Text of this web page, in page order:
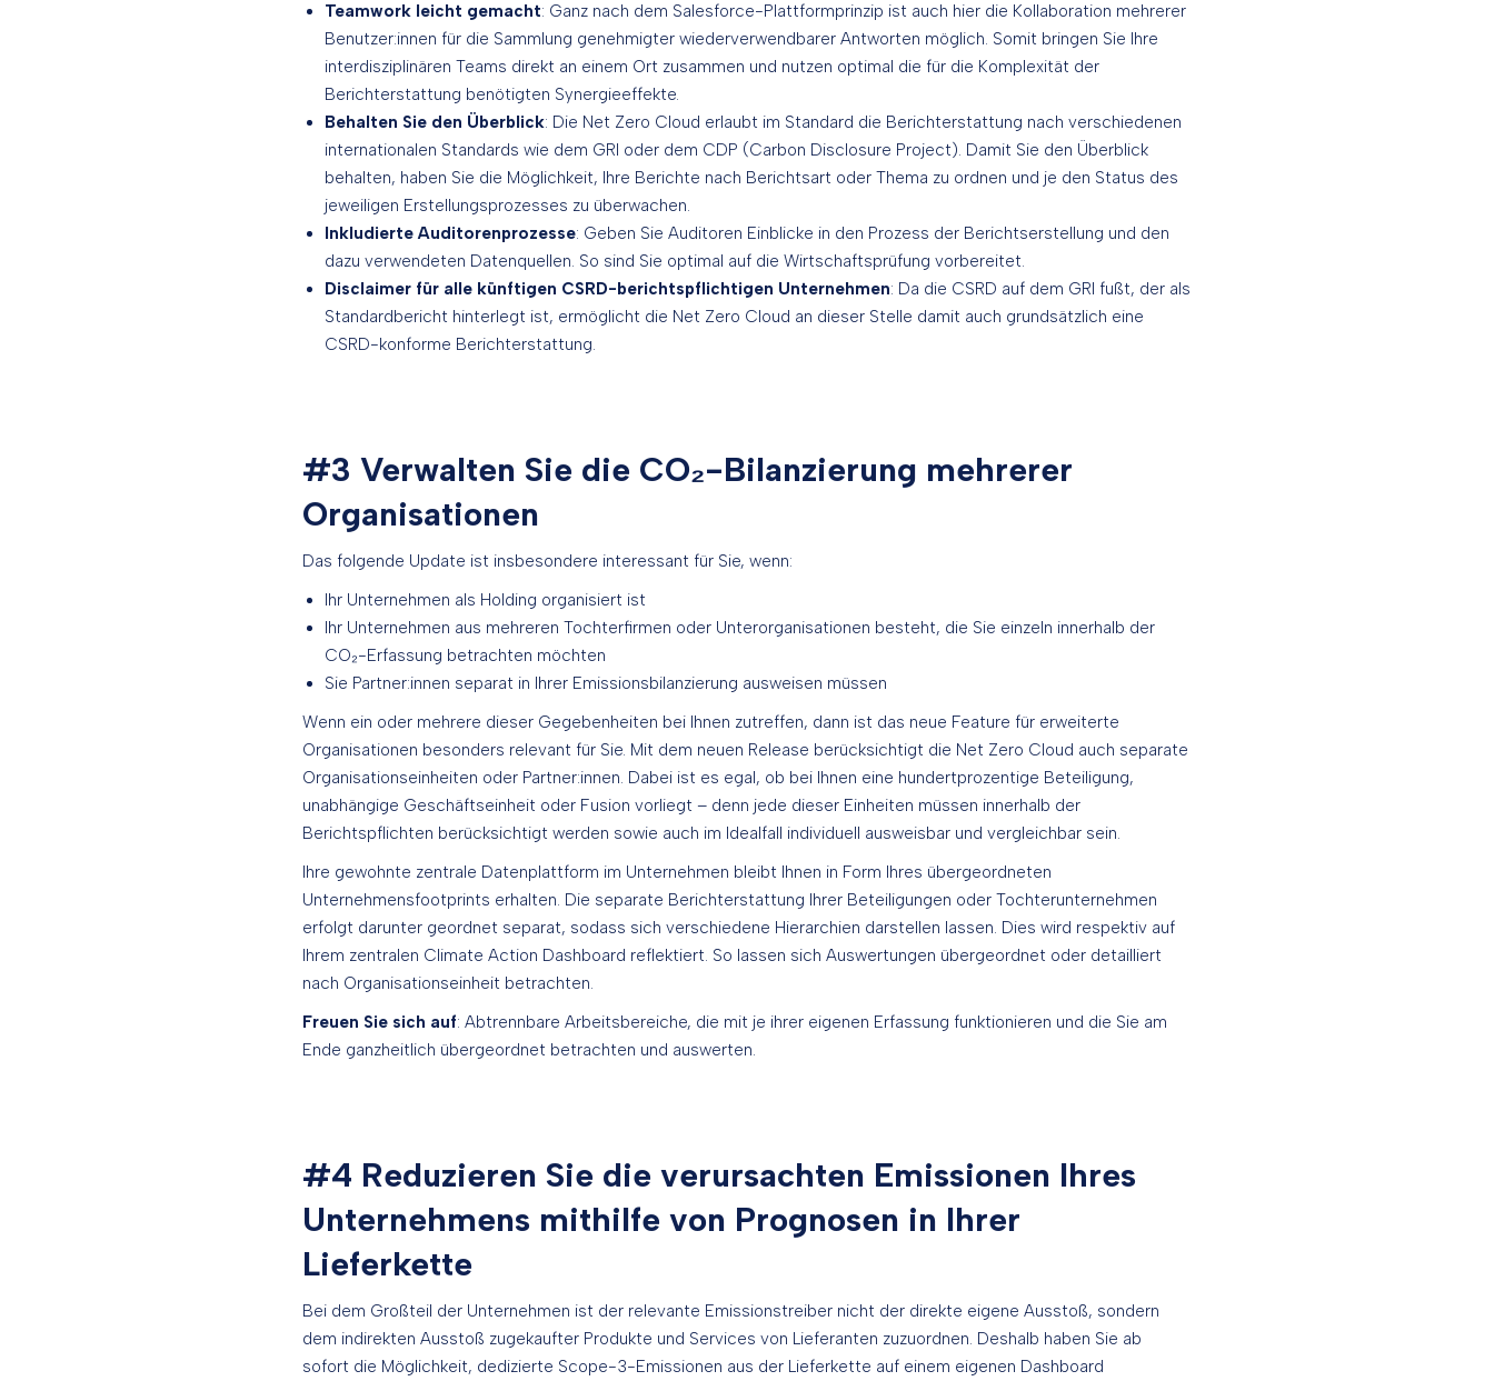
Teamwork leicht gemacht: Ganz nach dem Salesforce-Plattformprinzip ist auch hier die Kollaboration mehrerer
Benutzer:innen für die Sammlung genehmigter wiederverwendbarer Antworten möglich. Somit bringen Sie Ihre
interdisziplinären Teams direkt an einem Ort zusammen und nutzen optimal die für die Komplexität der
Berichterstattung benötigten Synergieeffekte.
Behalten Sie den Überblick: Die Net Zero Cloud erlaubt im Standard die Berichterstattung nach verschiedenen
internationalen Standards wie dem GRI oder dem CDP (Carbon Disclosure Project). Damit Sie den Überblick
behalten, haben Sie die Möglichkeit, Ihre Berichte nach Berichtsart oder Thema zu ordnen und je den Status des
jeweiligen Erstellungsprozesses zu überwachen.
Inkludierte Auditorenprozesse: Geben Sie Auditoren Einblicke in den Prozess der Berichtserstellung und den
dazu verwendeten Datenquellen. So sind Sie optimal auf die Wirtschaftsprüfung vorbereitet.
Disclaimer für alle künftigen CSRD-berichtspflichtigen Unternehmen: Da die CSRD auf dem GRI fußt, der als
Standardbericht hinterlegt ist, ermöglicht die Net Zero Cloud an dieser Stelle damit auch grundsätzlich eine
CSRD-konforme Berichterstattung.
#3 Verwalten Sie die CO₂-Bilanzierung mehrerer
Organisationen
Das folgende Update ist insbesondere interessant für Sie, wenn:
Ihr Unternehmen als Holding organisiert ist
Ihr Unternehmen aus mehreren Tochterfirmen oder Unterorganisationen besteht, die Sie einzeln innerhalb der
CO₂-Erfassung betrachten möchten
Sie Partner:innen separat in Ihrer Emissionsbilanzierung ausweisen müssen
Wenn ein oder mehrere dieser Gegebenheiten bei Ihnen zutreffen, dann ist das neue Feature für erweiterte
Organisationen besonders relevant für Sie. Mit dem neuen Release berücksichtigt die Net Zero Cloud auch separate
Organisationseinheiten oder Partner:innen. Dabei ist es egal, ob bei Ihnen eine hundertprozentige Beteiligung,
unabhängige Geschäftseinheit oder Fusion vorliegt – denn jede dieser Einheiten müssen innerhalb der
Berichtspflichten berücksichtigt werden sowie auch im Idealfall individuell ausweisbar und vergleichbar sein.
Ihre gewohnte zentrale Datenplattform im Unternehmen bleibt Ihnen in Form Ihres übergeordneten
Unternehmensfootprints erhalten. Die separate Berichterstattung Ihrer Beteiligungen oder Tochterunternehmen
erfolgt darunter geordnet separat, sodass sich verschiedene Hierarchien darstellen lassen. Dies wird respektiv auf
Ihrem zentralen Climate Action Dashboard reflektiert. So lassen sich Auswertungen übergeordnet oder detailliert
nach Organisationseinheit betrachten.
Freuen Sie sich auf: Abtrennbare Arbeitsbereiche, die mit je ihrer eigenen Erfassung funktionieren und die Sie am
Ende ganzheitlich übergeordnet betrachten und auswerten.
#4 Reduzieren Sie die verursachten Emissionen Ihres
Unternehmens mithilfe von Prognosen in Ihrer
Lieferkette
Bei dem Großteil der Unternehmen ist der relevante Emissionstreiber nicht der direkte eigene Ausstoß, sondern
dem indirekten Ausstoß zugekaufter Produkte und Services von Lieferanten zuzuordnen. Deshalb haben Sie ab
sofort die Möglichkeit, dedizierte Scope-3-Emissionen aus der Lieferkette auf einem eigenen Dashboard